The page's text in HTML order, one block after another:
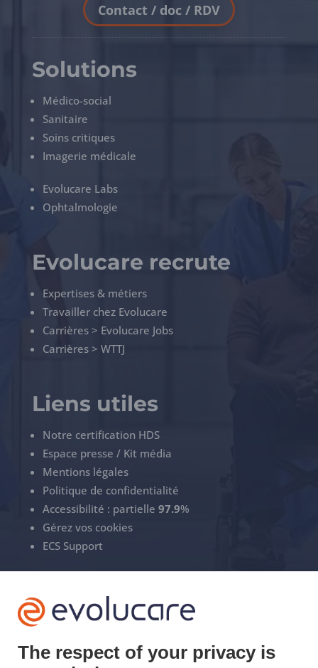
Contact / doc / RDV
Solutions
Médico-social
Sanitaire
Soins critiques
Imagerie médicale
Evolucare Labs
Ophtalmologie
Evolucare recrute
Expertises & métiers
Travailler chez Evolucare
Carrières > Evolucare Jobs
Carrières > WTTJ
Liens utiles
Notre certification HDS
Espace presse / Kit média
Mentions légales
Politique de confidentialité
Accessibilité : partielle 97.9%
Gérez vos cookies
ECS Support
 +33(0)3 22 50 37 90
The respect of your privacy is